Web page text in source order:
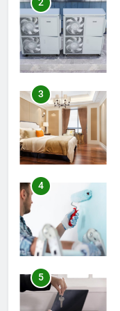
2
3
4
5